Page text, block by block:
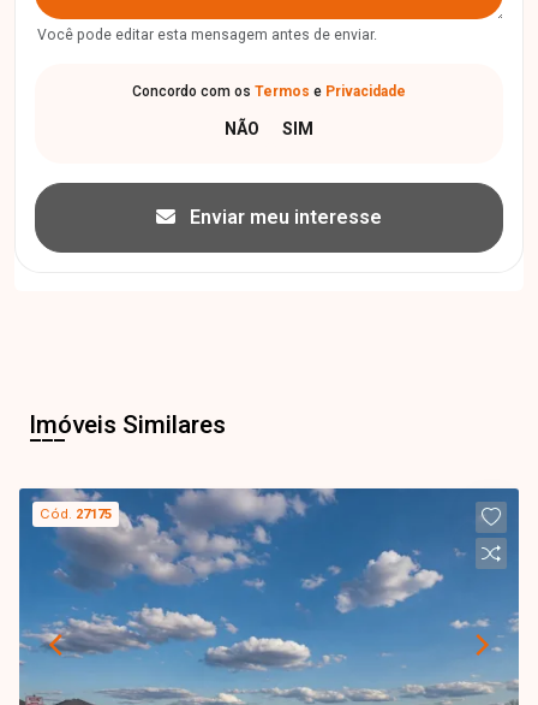
Você pode editar esta mensagem antes de enviar.
Concordo com os Termos e Privacidade
Enviar meu interesse
Imóveis Similares
Cód. 27175